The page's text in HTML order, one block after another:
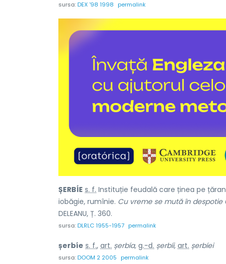
sursa:DEX '98 1998 permalink
ȘERBÍE s. f. Instituție feudală care ținea pe
iobăgie, rumînie. Cu vreme se mută în despotie
DELEANU, Ț. 360.
sursa:DLRLC 1955-1957 permalink
șerbíe s. f., art. șerbía, g.-d. șerbíi, art. șerbíei
sursa:DOOM 2 2005 permalink